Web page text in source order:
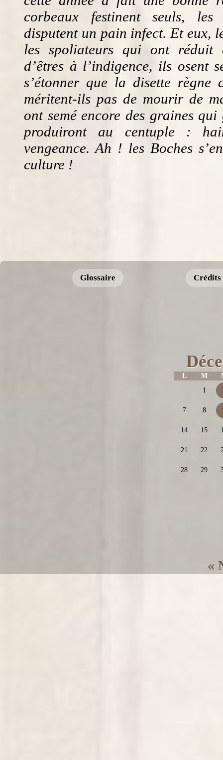
corbeaux festinent seuls, les
disputent un pain infect. Et eux,
les spoliateurs qui ont réduit
d’êtres à l’indigence, ils osent
s’étonner que la disette règne
méritent-ils pas de mourir de
ont semé encore des graines qui
produiront au centuple :
vengeance. Ah ! les Boches
culture !
Glossaire Crédits
L M
1
7 8
14 15
21 22
28 29
«